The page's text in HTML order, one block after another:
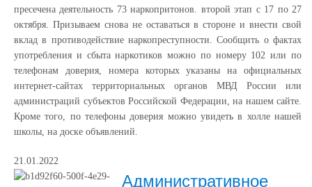
пресечена деятельность 73 наркопритонов. второй этап с 17 по 27
октября. Призываем снова не оставаться в стороне и внести свой
вклад в противодействие наркопреступности. Сообщить о фактах
употребления и сбыта наркотиков можно по номеру 102 или по
телефонам доверия, номера которых указаны на официальных
интернет-сайтах территориальных органов МВД России или
администраций субъектов Российской Федерации, на нашем сайте.
Кроме того, по телефоны доверия можно увидеть в холле нашей
школы, на доске объявлений.
21.01.2022
Административное